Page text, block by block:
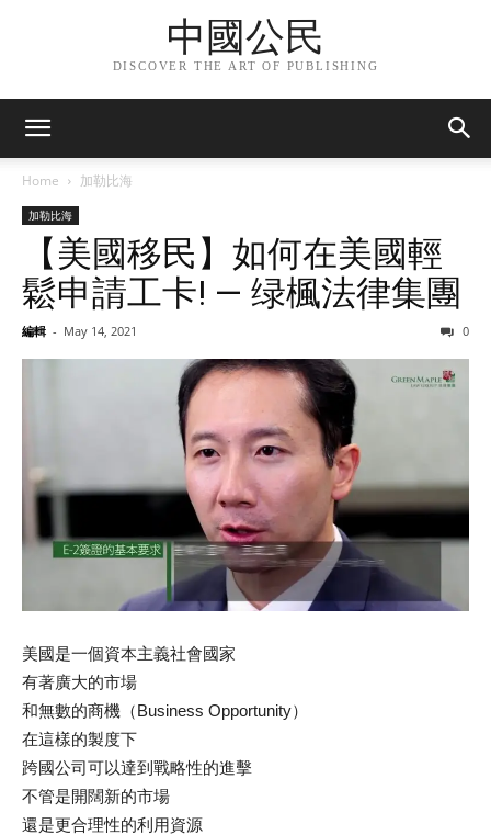
中國公民
DISCOVER THE ART OF PUBLISHING
Home 加勒比海
加勒比海
【美國移民】如何在美國輕
鬆申請工卡! — 绿楓法律集團
編輯 - May 14, 2021 0
美國是一個資本主義社會國家
有著廣大的市場
和無數的商機（Business Opportunity）
在這樣的製度下
跨國公司可以達到戰略性的進擊
不管是開闊新的市場
還是更合理性的利用資源